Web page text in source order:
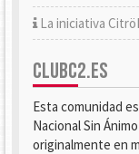
La iniciativa
CLUBC2.ES
Esta comunidad
Nacional Sin
originalmente en